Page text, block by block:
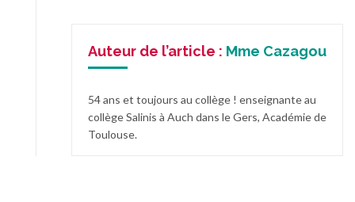
Auteur de l’article : Mme Cazagou
54 ans et toujours au collège ! enseignante au
collège Salinis à Auch dans le Gers, Académie de
Toulouse.